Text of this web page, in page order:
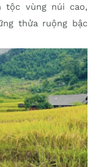
tộc vùng núi cao,
thửa ruộng bậc